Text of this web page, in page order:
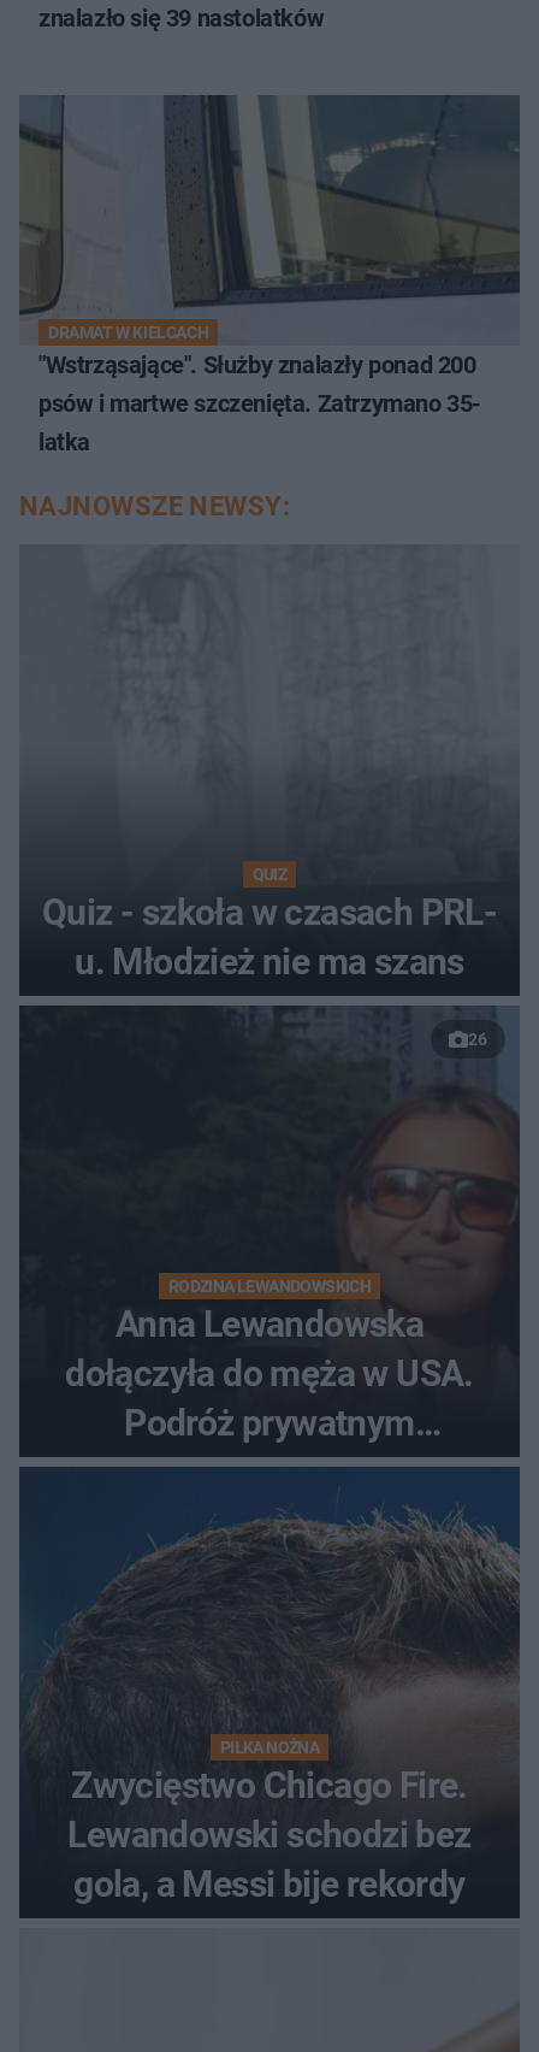
znalazło się 39 nastolatków
DRAMAT W KIELCACH
"Wstrząsające". Służby znalazły ponad 200
psów i martwe szczenięta. Zatrzymano 35-
latka
NAJNOWSZE NEWSY:
QUIZ
Quiz - szkoła w czasach PRL-
u. Młodzież nie ma szans
26
RODZINA LEWANDOWSKICH
Anna Lewandowska
dołączyła do męża w USA.
Podróż prywatnym
odrzutowcem to dopiero
początek!
PIŁKA NOŻNA
Zwycięstwo Chicago Fire.
Lewandowski schodzi bez
gola, a Messi bije rekordy